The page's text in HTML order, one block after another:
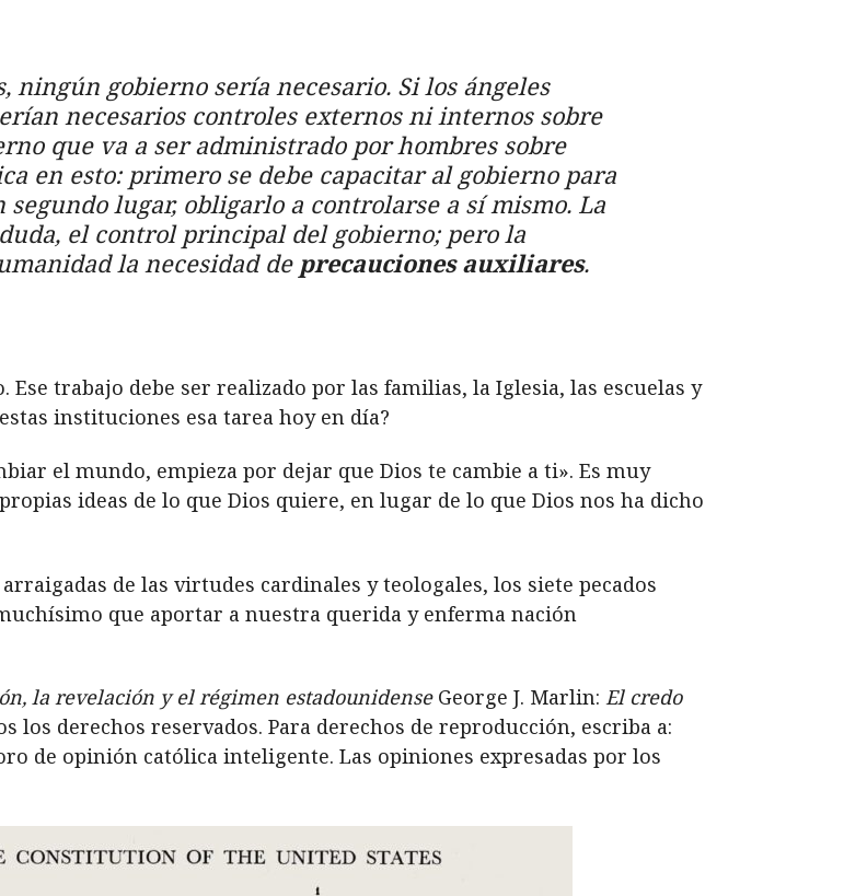
ningún gobierno sería necesario. Si los ángeles
necesarios controles externos ni internos sobre
que va a ser administrado por hombres sobre
en esto: primero se debe capacitar al gobierno para
lugar, obligarlo a controlarse a sí mismo. La
el control principal del gobierno; pero la
la necesidad de precauciones auxiliares.
trabajo debe ser realizado por las familias, la Iglesia, las escuelas y
instituciones esa tarea hoy en día?
el mundo, empieza por dejar que Dios te cambie a ti». Es muy
ideas de lo que Dios quiere, en lugar de lo que Dios nos ha dicho
de las virtudes cardinales y teologales, los siete pecados
que aportar a nuestra querida y enferma nación
la revelación y el régimen estadounidenseGeorge J. Marlin: El credo
los derechos reservados. Para derechos de reproducción, escriba a:
de opinión católica inteligente. Las opiniones expresadas por los